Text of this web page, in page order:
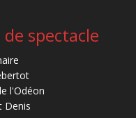
de spectacle
l'Odéon
Denis